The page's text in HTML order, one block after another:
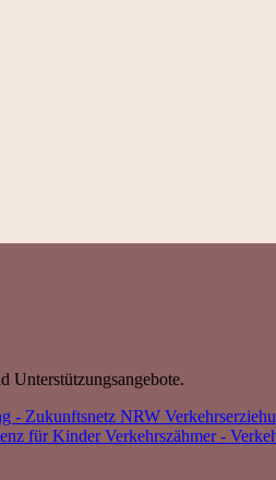
Unterstützungsangebote.
Verkehrszähmer -